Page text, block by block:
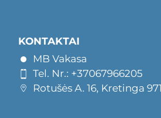
KONTAKTAI
MB Vakasa
Tel. Nr.: +37067966205
Rotušės A. 16, Kretinga